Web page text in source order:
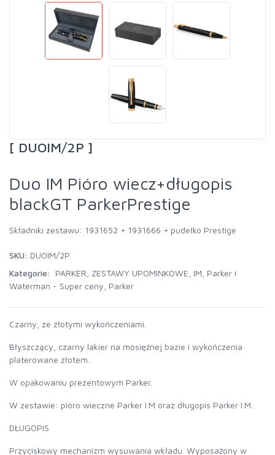
[ DUOIM/2P ]
Duo IM Pióro wiecz+długopis
blackGT ParkerPrestige
Składniki zestawu: 1931652 + 1931666 + pudełko Prestige
SKU: DUOIM/2P
Kategorie:
PARKER ZESTAWY UPOMINKOWE IM Parker i
Waterman - Super ceny Parker
Czarny, ze złotymi wykończeniami.
Błyszczący, czarny lakier na mosiężnej bazie i wykończenia
platerowane złotem.
W opakowaniu prezentowym Parker.
W zestawie: pióro wieczne Parker I.M oraz długopis Parker I.M.
DŁUGOPIS
Przyciskowy mechanizm wysuwania wkładu. Wyposażony w